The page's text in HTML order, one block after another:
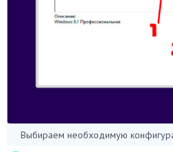
Выбираем необходимую